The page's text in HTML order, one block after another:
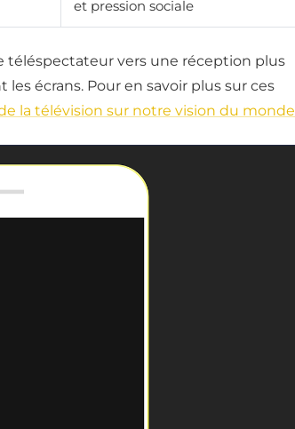
et pression sociale
téléspectateur vers une réception plus
écrans. Pour en savoir plus sur ces
la télévision sur notre vision du monde